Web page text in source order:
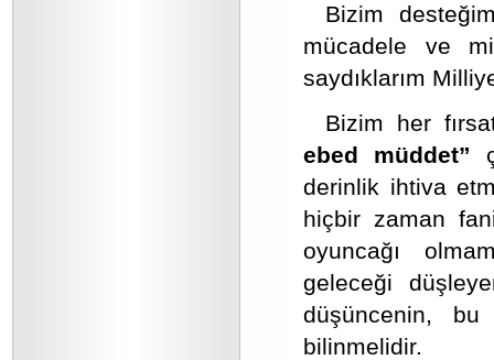
Bizim
mücadele ve
saydıklarım
Bizim her
ebed müddet”
derinlik ihtiva
hiçbir zaman
oyuncağı
geleceği
düşüncenin,
bilinmelidir.